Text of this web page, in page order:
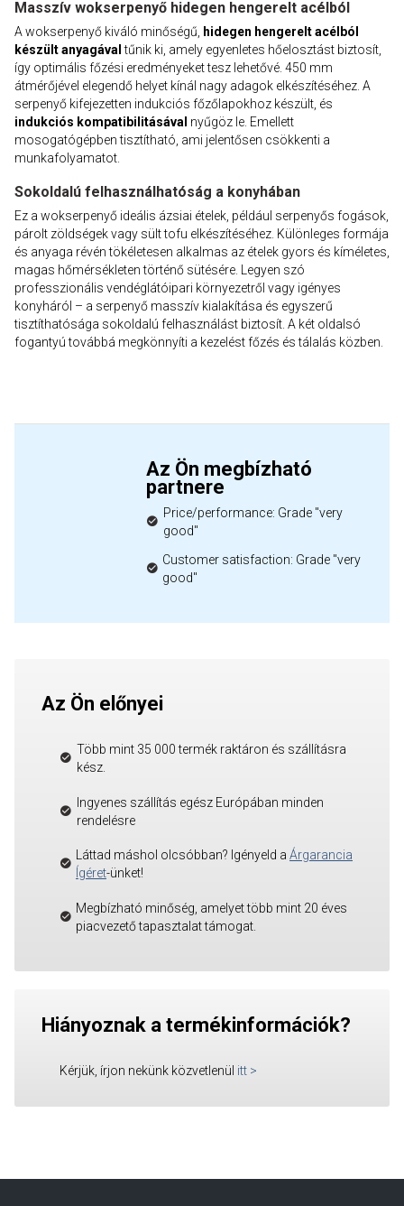
Masszív wokserpenyő hidegen hengerelt acélból
A wokserpenyő kiváló minőségű,
hidegen hengerelt acélból
készült anyagával tűnik ki, amely egyenletes hőelosztást biztosít,
így optimális főzési eredményeket tesz lehetővé. 450 mm
átmérőjével elegendő helyet kínál nagy adagok elkészítéséhez. A
serpenyő kifejezetten indukciós főzőlapokhoz készült, és
indukciós kompatibilitásával nyűgöz le. Emellett
mosogatógépben tisztítható, ami jelentősen csökkenti a
munkafolyamatot.
Sokoldalú felhasználhatóság a konyhában
Ez a wokserpenyő ideális ázsiai ételek, például serpenyős fogások,
párolt zöldségek vagy sült tofu elkészítéséhez. Különleges formája
és anyaga révén tökéletesen alkalmas az ételek gyors és kíméletes,
magas hőmérsékleten történő sütésére. Legyen szó
professzionális vendéglátóipari környezetről vagy igényes
konyháról – a serpenyő masszív kialakítása és egyszerű
tisztíthatósága sokoldalú felhasználást biztosít. A két oldalsó
fogantyú továbbá megkönnyíti a kezelést főzés és tálalás közben.
Az Ön megbízható
partnere
Price/performance: Grade "very
good"
Customer satisfaction: Grade "very
good"
Az Ön előnyei
Több mint 35 000 termék raktáron és szállításra
kész.
Ingyenes szállítás egész Európában minden
rendelésre
Láttad máshol olcsóbban? Igényeld a Árgarancia
Ígéret-ünket!
Megbízható minőség, amelyet több mint 20 éves
piacvezető tapasztalat támogat.
Hiányoznak a termékinformációk?
Kérjük, írjon nekünk közvetlenül itt >